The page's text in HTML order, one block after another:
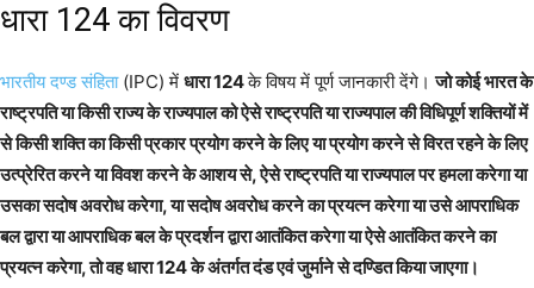
धारा 124 का विवरण
भारतीय दण्ड संहिता(IPC) में धारा 124के विषय में पूर्ण जानकारी देंगे।जो कोई भारत के
राष्ट्रपति या किसी राज्य के राज्यपाल को ऐसे राष्ट्रपति या राज्यपाल की विधिपूर्ण शक्तियों में
से किसी शक्ति का किसी प्रकार प्रयोग करने के लिए या प्रयोग करने से विरत रहने के लिए
उत्प्रेरित करने या विवश करने के आशय से, ऐसे राष्ट्रपति या राज्यपाल पर हमला करेगा या
उसका सदोष अवरोध करेगा, या सदोष अवरोध करने का प्रयत्न करेगा या उसे आपराधिक
बल द्वारा या आपराधिक बल के प्रदर्शन द्वारा आतंकित करेगा या ऐसे आतंकित करने का
प्रयत्न करेगा, तो वह धारा 124 के अंतर्गत दंड एवं जुर्माने से दण्डित किया जाएगा।